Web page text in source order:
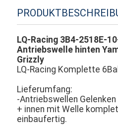
LQ-Racing 3B4-2518E-
Antriebswelle hinten
Grizzly
LQ-Racing Komplette
Lieferumfang:
-Antriebswellen
+ innen mit Welle
einbaufertig.